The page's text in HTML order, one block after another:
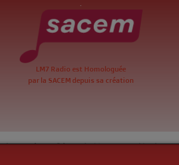
LM7 Radio est Homologuée
par la SACEM depuis sa création
de confidentialité|Mentions légales